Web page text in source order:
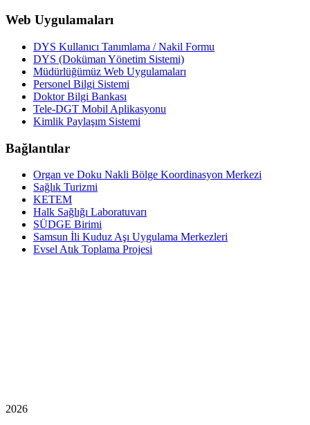
Web Uygulamaları
DYS Kullanıcı Tanımlama / Nakil Formu
DYS (Doküman Yönetim Sistemi)
Müdürlüğümüz Web Uygulamaları
Personel Bilgi Sistemi
Doktor Bilgi Bankası
Tele-DGT Mobil Aplikasyonu
Kimlik Paylaşım Sistemi
Bağlantılar
Organ ve Doku Nakli Bölge Koordinasyon Merkezi
Sağlık Turizmi
KETEM
Halk Sağlığı Laboratuvarı
SÜDGE Birimi
Samsun İli Kuduz Aşı Uygulama Merkezleri
Evsel Atık Toplama Projesi
2026